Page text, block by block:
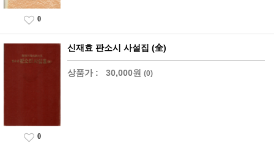
0
신재효 판소시 사설집 (全)
상품가 : 30,000원 (0)
0